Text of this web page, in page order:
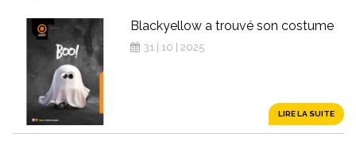
Blackyellow a trouvé son costume
31 | 10 | 2025
LIRE LA SUITE